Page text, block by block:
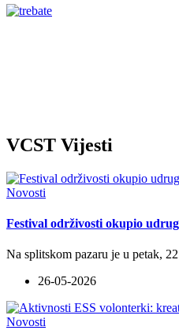
VCST Vijesti
Novosti
Festival održivosti okupio
Na splitskom pazaru je u petak,
26-05-2026
Novosti